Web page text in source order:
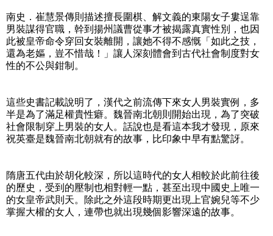
南史．崔慧景傳則描述擅長圍棋、解文義的東陽女子婁逞靠
男裝謀得官職，幹到揚州議曹從事才被揭露真實性別，也因
此被皇帝命令穿回女裝離開，讓她不得不感慨「如此之技，
還為老嫗，豈不惜哉！」讓人深刻體會到古代社會制度對女
性的不公與鉗制。
這些史書記載說明了，漢代之前流傳下來女人男裝實例，多
半是為了滿足權貴性癖。魏晉南北朝則開始出現，為了突破
社會限制穿上男裝的女人。話說也是看這本我才發現，原來
祝英臺是魏晉南北朝就有的故事，比印象中早有點驚訝。
隋唐五代由於胡化較深，所以這時代的女人相較於此前往後
的歷史，受到的壓制也相對輕一點，甚至出現中國史上唯一
的女皇帝武則天。除此之外這段時期更出現上官婉兒等不少
掌握大權的女人，連帶也就出現幾個影響深遠的故事。